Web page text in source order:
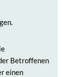
Betroffenen
einen